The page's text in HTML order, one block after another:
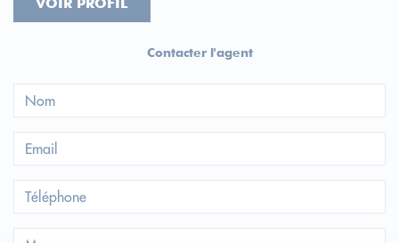
Contacter l'agent